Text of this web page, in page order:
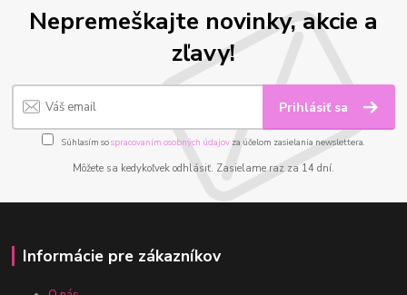
Nepremeškajte novinky, akcie a
zľavy!
Prihlásiť sa
Súhlasím sospracovaním osobných údajov za účelom zasielania newslettera.
Môžete sa kedykoľvek odhlásiť. Zasielame raz za 14 dní.
Informácie pre zákazníkov